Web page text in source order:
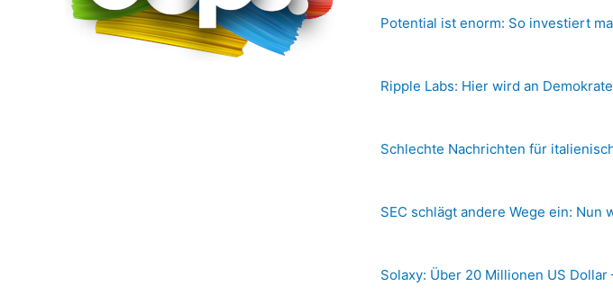
Potential ist enorm: So investiert
Ripple Labs: Hier wird an
Schlechte Nachrichten für
SEC schlägt andere Wege ein:
Solaxy: Über 20 Millionen US